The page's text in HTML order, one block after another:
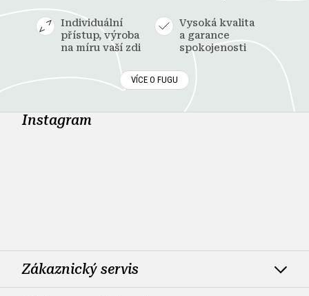
Individuální
přístup, výroba
na míru vaší zdi
Vysoká kvalita
a garance
spokojenosti
VÍCE O FUGU
Instagram
Zákaznický servis